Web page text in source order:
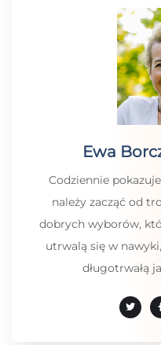
Ewa
Codziennie
należy zacząć od
dobrych wyborów,
utrwalą się w
długotrwałą